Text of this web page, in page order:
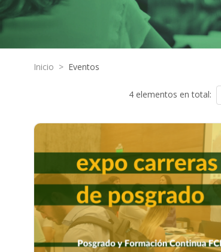
Inicio > Eventos
4 elementos en total: